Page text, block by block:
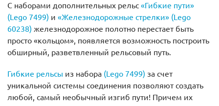
С наборами дополнительных рельс «Гибкие пути»
(Lego 7499) и «Железнодорожные стрелки» (Lego
60238) железнодорожное полотно перестает быть
просто «кольцом», появляется возможность построить
обширный, разветвленный рельсовый путь.
Гибкие рельсы из набора (Lego 7499) за счет
уникальной системы соединения позволяют создать
любой, самый необычный изгиб пути! Причем их